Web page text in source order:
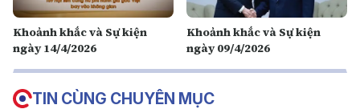
Khoảnh khắc và Sự kiện
ngày 14/4/2026
Khoảnh khắc và Sự kiện
ngày 09/4/2026
TIN CÙNG CHUYÊN MỤC